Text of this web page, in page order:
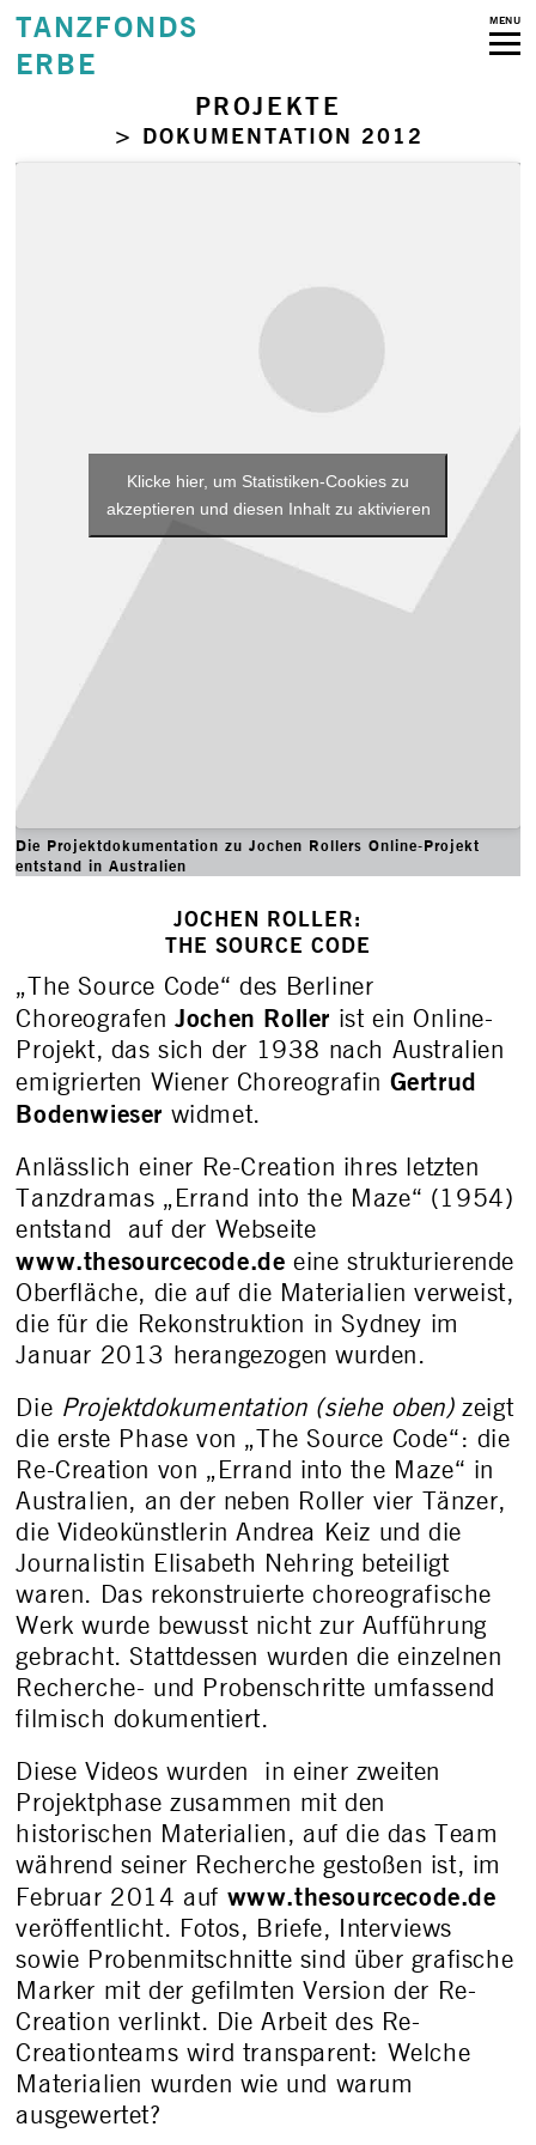
TANZFONDS
ERBE
MENU
PROJEKTE
> DOKUMENTATION 2012
Klicke hier, um Statistiken-Cookies zu
akzeptieren und diesen Inhalt zu aktivieren
Die Projektdokumentation zu Jochen Rollers Online-Projekt
entstand in Australien
JOCHEN ROLLER:
THE SOURCE CODE
„The Source Code“ des Berliner
ChoreografenJochen Roller ist ein Online-
Projekt, das sich der 1938 nach Australien
emigrierten Wiener Choreografin Gertrud
Bodenwieser widmet.
Anlässlich einer Re-Creation ihres letzten
Tanzdramas „Errand into the Maze“ (1954)
entstand auf der Webseite
www.thesourcecode.de eine strukturierende
Oberfläche, die auf die Materialien verweist,
die für die Rekonstruktion in Sydney im
Januar 2013 herangezogen wurden.
Die Projektdokumentation (siehe oben)zeigt
die erste Phase von „The Source Code“: die
Re-Creation von „Errand into the Maze“ in
Australien, an der neben Roller vier Tänzer,
die Videokünstlerin Andrea Keiz und die
Journalistin Elisabeth Nehring beteiligt
waren. Das rekonstruierte choreografische
Werk wurde bewusst nicht zur Aufführung
gebracht. Stattdessen wurden die einzelnen
Recherche- und Probenschritte umfassend
filmisch dokumentiert.
Diese Videos wurden in einer zweiten
Projektphase zusammen mit den
historischen Materialien, auf die das Team
während seiner Recherche gestoßen ist, im
Februar 2014 auf www.thesourcecode.de
veröffentlicht. Fotos, Briefe, Interviews
sowie Probenmitschnitte sind über grafische
Marker mit der gefilmten Version der Re-
Creation verlinkt. Die Arbeit des Re-
Creationteams wird transparent: Welche
Materialien wurden wie und warum
ausgewertet?